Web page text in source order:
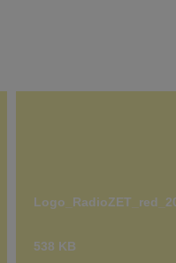
538 KB